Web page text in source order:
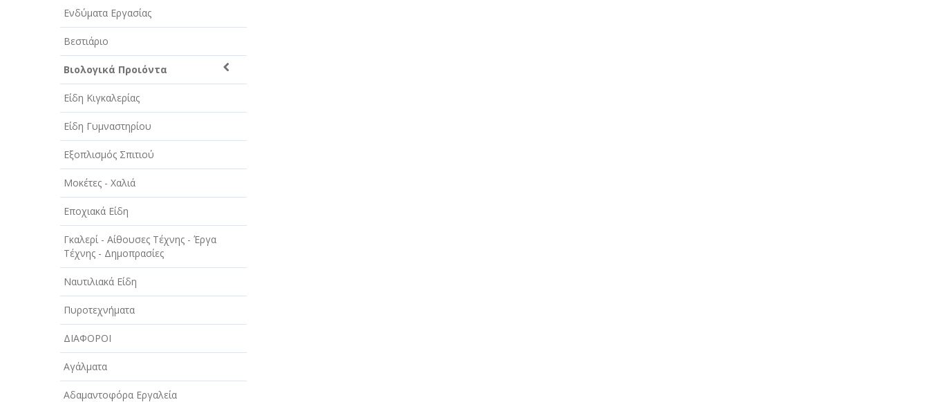
Ενδύματα Εργασίας
Βεστιάριο
Βιολογικά Προιόντα
Είδη Κιγκαλερίας
Είδη Γυμναστηρίου
Εξοπλισμός Σπιτιού
Μοκέτες - Χαλιά
Εποχιακά Είδη
Γκαλερί - Αίθουσες Τέχνης - Έργα
Τέχνης - Δημοπρασίες
Ναυτιλιακά Είδη
Πυροτεχνήματα
ΔΙΑΦΟΡΟΙ
Αγάλματα
Αδαμαντοφόρα Εργαλεία